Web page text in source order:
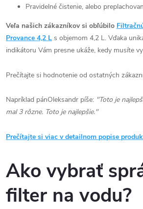
Pravidelné čistenie, alebo
Veľa našich zákazníkov si obľúbilo
Provance 4,2 L s objemom 4,2 L. Vďaka
indikátoru Vám presne ukáže, kedy musíte
Prečítajte si hodnotenie od ostatných
Napríklad pánOleksandr píše: "Toto je
mal 3 rôzne. Toto je najlepšie."
Prečítajte si viac v detailnom popise
Ako vybrať
filter na vodu?